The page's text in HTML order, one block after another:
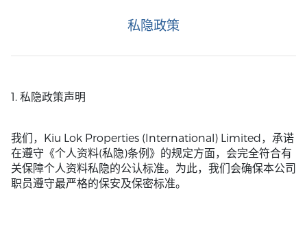
私隐政策
1. 私隐政策声明
我们，Kiu Lok Properties (International) Limited，承诺
在遵守《个人资料(私隐)条例》的规定方面，会完全符合有
关保障个人资料私隐的公认标准。为此，我们会确保本公司
职员遵守最严格的保安及保密标准。